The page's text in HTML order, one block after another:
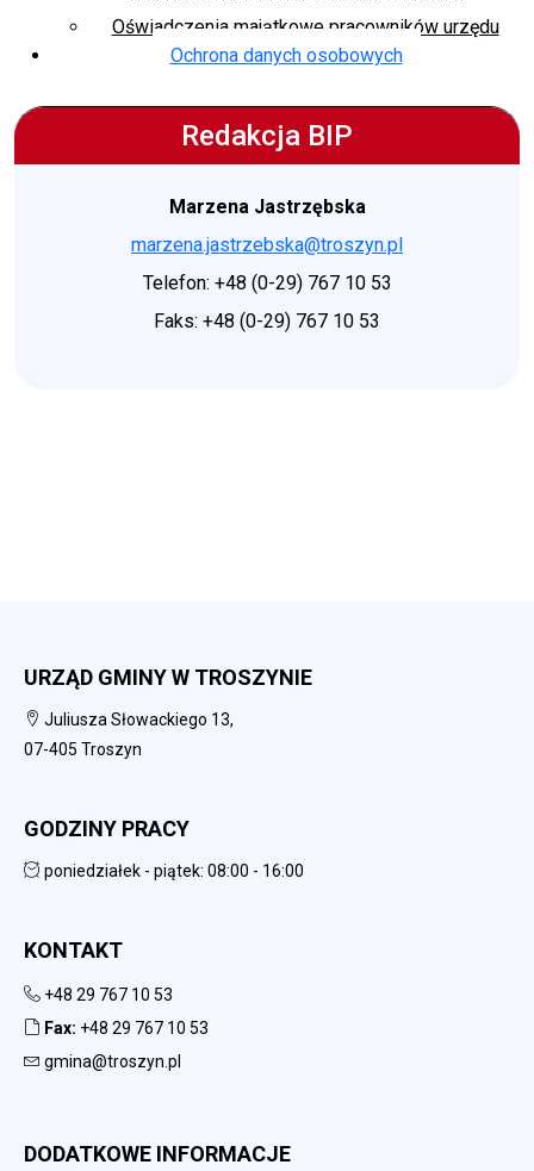
Oświadczenia majątkowe pracowników urzędu
Ochrona danych osobowych
Redakcja BIP
Marzena Jastrzębska
marzena.jastrzebska@troszyn.pl
Telefon: +48 (0-29) 767 10 53
Faks: +48 (0-29) 767 10 53
URZĄD GMINY W TROSZYNIE
Juliusza Słowackiego 13,
07-405 Troszyn
GODZINY PRACY
poniedziałek - piątek: 08:00 - 16:00
KONTAKT
+48 29 767 10 53
Fax: +48 29 767 10 53
gmina@troszyn.pl
DODATKOWE INFORMACJE